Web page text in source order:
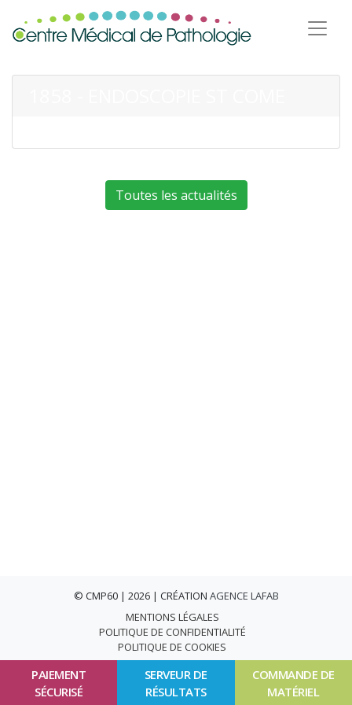
PAIEMENT
SÉCURISÉ
SERVEUR DE
RÉSULTATS
COMMANDE DE
MATÉRIEL
Toutes les actualités
© CMP60 | 2026 | CRÉATION AGENCE LAFAB
MENTIONS LÉGALES
POLITIQUE DE CONFIDENTIALITÉ
POLITIQUE DE COOKIES